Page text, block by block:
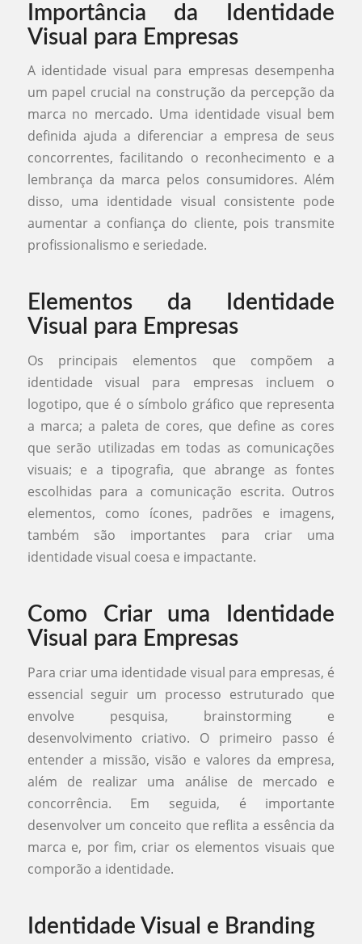
Importância da Identidade
Visual para Empresas
A identidade visual para empresas desempenha
um papel crucial na construção da percepção da
marca no mercado. Uma identidade visual bem
definida ajuda a diferenciar a empresa de seus
concorrentes, facilitando o reconhecimento e a
lembrança da marca pelos consumidores. Além
disso, uma identidade visual consistente pode
aumentar a confiança do cliente, pois transmite
profissionalismo e seriedade.
Elementos da Identidade
Visual para Empresas
Os principais elementos que compõem a
identidade visual para empresas incluem o
logotipo, que é o símbolo gráfico que representa
a marca; a paleta de cores, que define as cores
que serão utilizadas em todas as comunicações
visuais; e a tipografia, que abrange as fontes
escolhidas para a comunicação escrita. Outros
elementos, como ícones, padrões e imagens,
também são importantes para criar uma
identidade visual coesa e impactante.
Como Criar uma Identidade
Visual para Empresas
Para criar uma identidade visual para empresas, é
essencial seguir um processo estruturado que
envolve pesquisa, brainstorming e
desenvolvimento criativo. O primeiro passo é
entender a missão, visão e valores da empresa,
além de realizar uma análise de mercado e
concorrência. Em seguida, é importante
desenvolver um conceito que reflita a essência da
marca e, por fim, criar os elementos visuais que
comporão a identidade.
Identidade Visual e Branding